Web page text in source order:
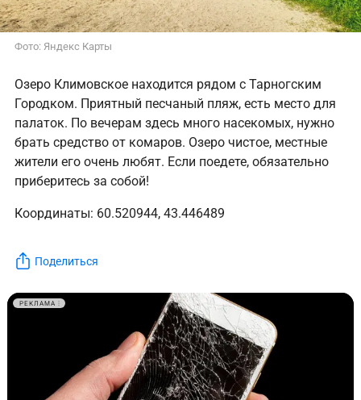
Фото: Яндекс Карты
Озеро Климовское находится рядом с Тарногским
Городком. Приятный песчаный пляж, есть место для
палаток. По вечерам здесь много насекомых, нужно
брать средство от комаров. Озеро чистое, местные
жители его очень любят. Если поедете, обязательно
приберитесь за собой!
Координаты: 60.520944, 43.446489
Поделиться
РЕКЛАМА